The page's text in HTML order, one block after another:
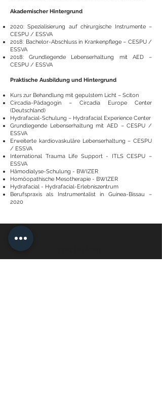
Akademischer Hintergrund
2020: Spezialisierung auf chirurgische Instrumente –
CESPU / ESSVA
2018: Bachelor-Abschluss in Krankenpflege – CESPU /
ESSVA
2018: Grundlegende Lebenserhaltung mit AED –
CESPU / ESSVA
Praktische Ausbildung und Hintergrund
Kurs zur Behandlung mit gepulstem Licht – Sciton
Circadia-Pädagogin – Circadia Europe Center
(Deutschland)
Hydrafacial-Schulung – Hydrafacial Experience Center
Grundlegende Lebenserhaltung mit AED – CESPU /
ESSVA
Erweiterte kardiovaskuläre Lebenserhaltung – CESPU
/ ESSVA
International Trauma Life Support - ITLS CESPU –
ESSVA
Hämodialyse-Schulung - BWIZER
Homöopathische Mesotherapie - BWIZER
Hydrafacial - Hydrafacial-Erlebniszentrum
Berufspraxis als Instrumentalist in Guinea-Bissau –
2020